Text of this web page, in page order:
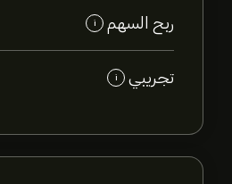
ربح السهم i
تجريبي i